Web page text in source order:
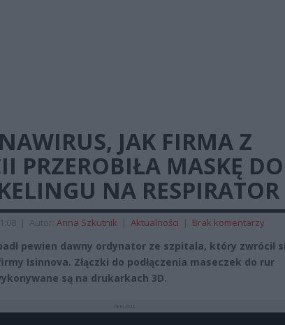
JAK FIRMA Z
PRZEROBIŁA MASKĘ DO
NA RESPIRATOR
| Autor: Anna Szkutnik | Aktualności | Brak komentarzy
pewien dawny ordynator ze szpitala, który zwrócił
Isinnova. Złączki do podłączenia maseczek do rur
są na drukarkach 3D.